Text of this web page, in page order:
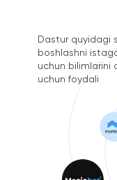
Dastur quyidagi
boshlashni
uchun bilimlarini
uchun foydali